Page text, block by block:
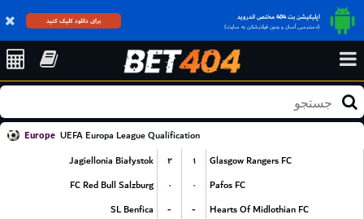
اپلیکیشن بت 404 مختص اندروید
(دسترسی آسان و بدون فیلترشکن به سایت)
برای دانلود کلیک کنید
Europe UEFA Europa League Qualification
Jagiellonia Białystok
۲ ۱
Glasgow Rangers FC
FC Red Bull Salzburg
۰ ۰
Pafos FC
SL Benfica
- -
Hearts Of Midlothian FC